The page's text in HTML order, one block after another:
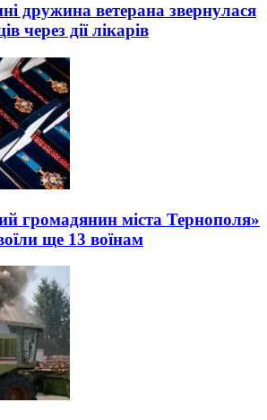
дружина ветерана звернулася
через дії лікарів
громадянин міста Тернополя»
ще 13 воїнам